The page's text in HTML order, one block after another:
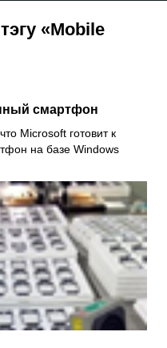
«Mobile
смартфон
Microsoft готовит к
на базе Windows